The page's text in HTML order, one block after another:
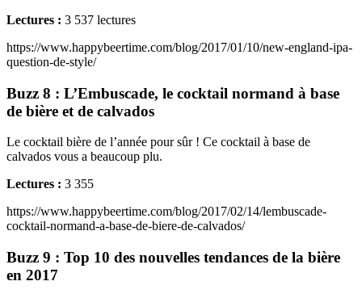
Lectures : 3 537 lectures
https://www.happybeertime.com/blog/2017/01/10/new-england-ipa-
question-de-style/
Buzz 8 : L’Embuscade, le cocktail normand à base
de bière et de calvados
Le cocktail bière de l’année pour sûr ! Ce cocktail à base de
calvados vous a beaucoup plu.
Lectures : 3 355
https://www.happybeertime.com/blog/2017/02/14/lembuscade-
cocktail-normand-a-base-de-biere-de-calvados/
Buzz 9 : Top 10 des nouvelles tendances de la bière
en 2017